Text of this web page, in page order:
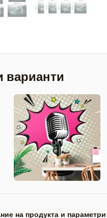
на продукта и параметри